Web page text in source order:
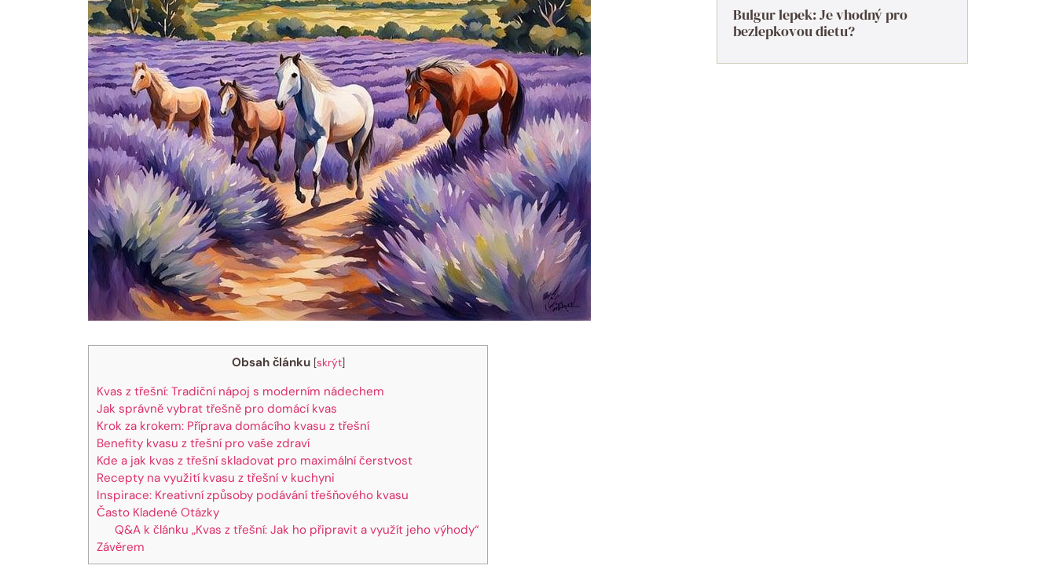
Obsah článku [skrýt]
Kvas z třešní: Tradiční nápoj s moderním nádechem
Jak správně vybrat třešně pro domácí kvas
Krok za krokem: Příprava domácího kvasu z třešní
Benefity kvasu z třešní pro vaše zdraví
Kde a jak kvas z třešní skladovat pro maximální čerstvost
Recepty na využití kvasu z třešní v kuchyni
Inspirace: Kreativní způsoby podávání třešňového kvasu
Často Kladené Otázky
Q&A k článku „Kvas z třešní: Jak ho připravit a využít jeho výhody“
Závěrem
Bulgur lepek: Je vhodný pro
bezlepkovou dietu?